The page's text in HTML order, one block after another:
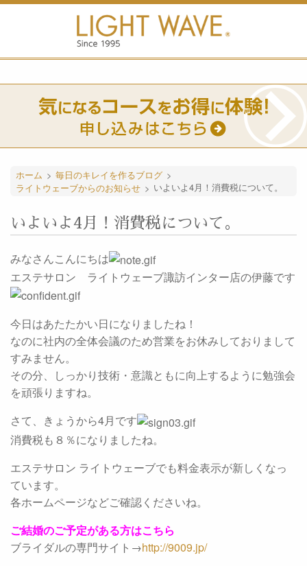
ホーム > 毎日のキレイを作るブログ >
ライトウェーブからのお知らせ > いよいよ4月！消費税について。
いよいよ4月！消費税について。
みなさんこんにちは
エステサロン ライトウェーブ諏訪インター店の伊藤です
今日はあたたかい日になりましたね！
なのに社内の全体会議のため営業をお休みしておりまして
すみません。
その分、しっかり技術・意識ともに向上するように勉強会
を頑張りますね。
さて、きょうから4月です
消費税も８％になりましたね。
エステサロン ライトウェーブでも料金表示が新しくなっ
ています。
各ホームページなどご確認くださいね。
ご結婚のご予定がある方はこちら
ブライダルの専門サイト→http://9009.jp/